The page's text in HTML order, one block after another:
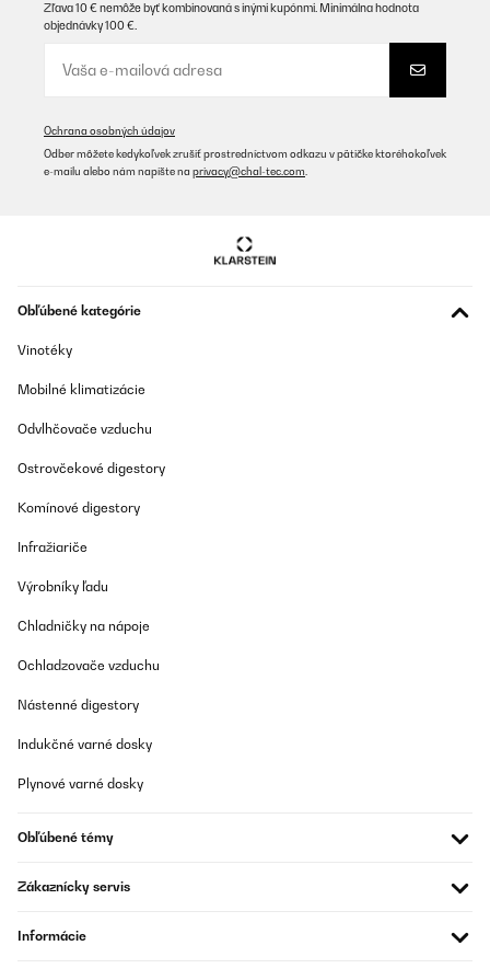
Zľava 10 € nemôže byť kombinovaná s inými kupónmi. Minimálna hodnota
objednávky 100 €.
Ochrana osobných údajov
Odber môžete kedykoľvek zrušiť prostredníctvom odkazu v pätičke ktoréhokoľvek
e-mailu alebo nám napíšte na privacy@chal-tec.com
Obľúbené kategórie
Vinotéky
Mobilné klimatizácie
Odvlhčovače vzduchu
Ostrovčekové digestory
Komínové digestory
Infražiariče
Výrobníky ľadu
Chladničky na nápoje
Ochladzovače vzduchu
Nástenné digestory
Indukčné varné dosky
Plynové varné dosky
Obľúbené témy
Zákaznícky servis
Informácie